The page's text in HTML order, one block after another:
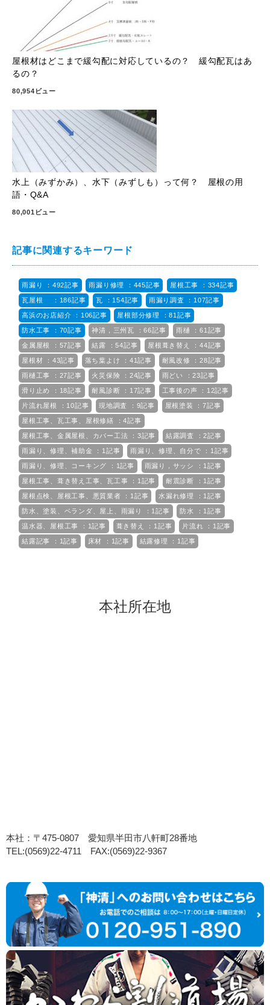
屋根材はどこまで緩勾配に対応しているの？ 緩勾配瓦はあ
るの？
80,954ビュー
水上（みずかみ）、水下（みずしも）って何？ 屋根の用
語・Q&A
80,001ビュー
記事に関連するキーワード
雨漏り ：492記事 雨漏り修理 ：445記事 屋根工事 ：334記事
瓦屋根 ：186記事 瓦 ：154記事 雨漏り調査 ：107記事
高浜のお店紹介 ：106記事 屋根部分修理 ：81記事
防水工事 ：70記事 神清，三州瓦 ：66記事 雨樋 ：61記事
金属屋根 ：57記事 結露 ：54記事 屋根葺き替え ：44記事
屋根材 ：43記事 落ち葉よけ ：41記事 耐風改修 ：28記事
雨樋工事 ：27記事 火災保険 ：24記事 雨どい ：23記事
滑り止め ：18記事 耐風診断 ：17記事 工事後の声 ：12記事
片流れ屋根 ：10記事 現地調査 ：9記事 屋根塗装 ：7記事
屋根工事、瓦工事、屋根修繕 ：4記事
屋根工事、金属屋根、カバー工法 ：3記事 結露調査 ：2記事
雨漏り、修理、補助金 ：1記事 雨漏り、修理、自分で ：1記事
雨漏り、修理、コーキング ：1記事 雨漏り，サッシ ：1記事
屋根工事、葺き替え工事、瓦工事 ：1記事 耐震診断 ：1記事
屋根点検、屋根工事、悪質業者 ：1記事 水漏れ修理 ：1記事
防水、塗装、ベランダ、屋上、雨漏り ：1記事 防水 ：1記事
温水器、屋根工事 ：1記事 葺き替え ：1記事 片流れ ：1記事
結露記事 ：1記事 床材 ：1記事 結露修理 ：1記事
本社所在地
本社：〒475-0807 愛知県半田市八軒町28番地
TEL:(0569)22-4711 FAX:(0569)22-9367